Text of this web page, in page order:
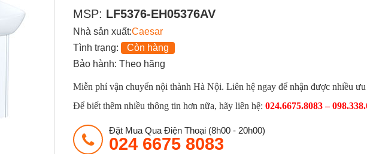
MSP: LF5376-EH05376AV
Nhà sản xuất:Caesar
Tình trạng:
Còn hàng
Bảo hành: Theo hãng
Miễn phí vận chuyển nội thành Hà Nội. Liên hệ ngay để nhận được nhiều
Để biết thêm nhiều thông tin hơn nữa, hãy liên hệ: 024.6675.8083 –
Đặt Mua Qua Điện Thoại (8h00 - 20h00)
024 6675 8083